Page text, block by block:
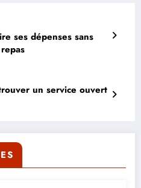
ses dépenses sans
un service ouvert